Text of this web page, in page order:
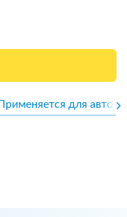
для авто